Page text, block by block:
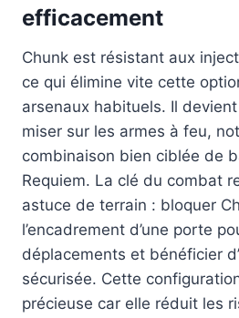
efficacement
Chunk est résistant aux
ce qui élimine vite cette
arsenaux habituels. Il
miser sur les armes à feu,
combinaison bien ciblée de
Requiem. La clé du combat
astuce de terrain : bloquer
l’encadrement d’une porte
déplacements et bénéficier
sécurisée. Cette
précieuse car elle réduit les